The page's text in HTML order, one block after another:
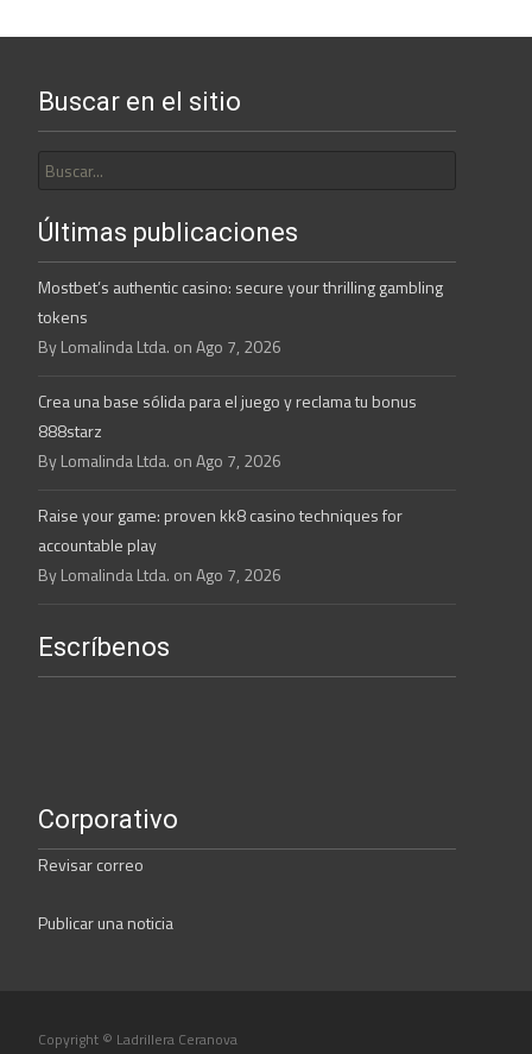
Buscar en el sitio
por:
Últimas publicaciones
Mostbet’s authentic casino: secure your thrilling gambling
tokens
By Lomalinda Ltda. on Ago 7, 2026
Crea una base sólida para el juego y reclama tu bonus
888starz
By Lomalinda Ltda. on Ago 7, 2026
Raise your game: proven kk8 casino techniques for
accountable play
By Lomalinda Ltda. on Ago 7, 2026
Escríbenos
Corporativo
Revisar correo
Publicar una noticia
Copyright © Ladrillera Ceranova